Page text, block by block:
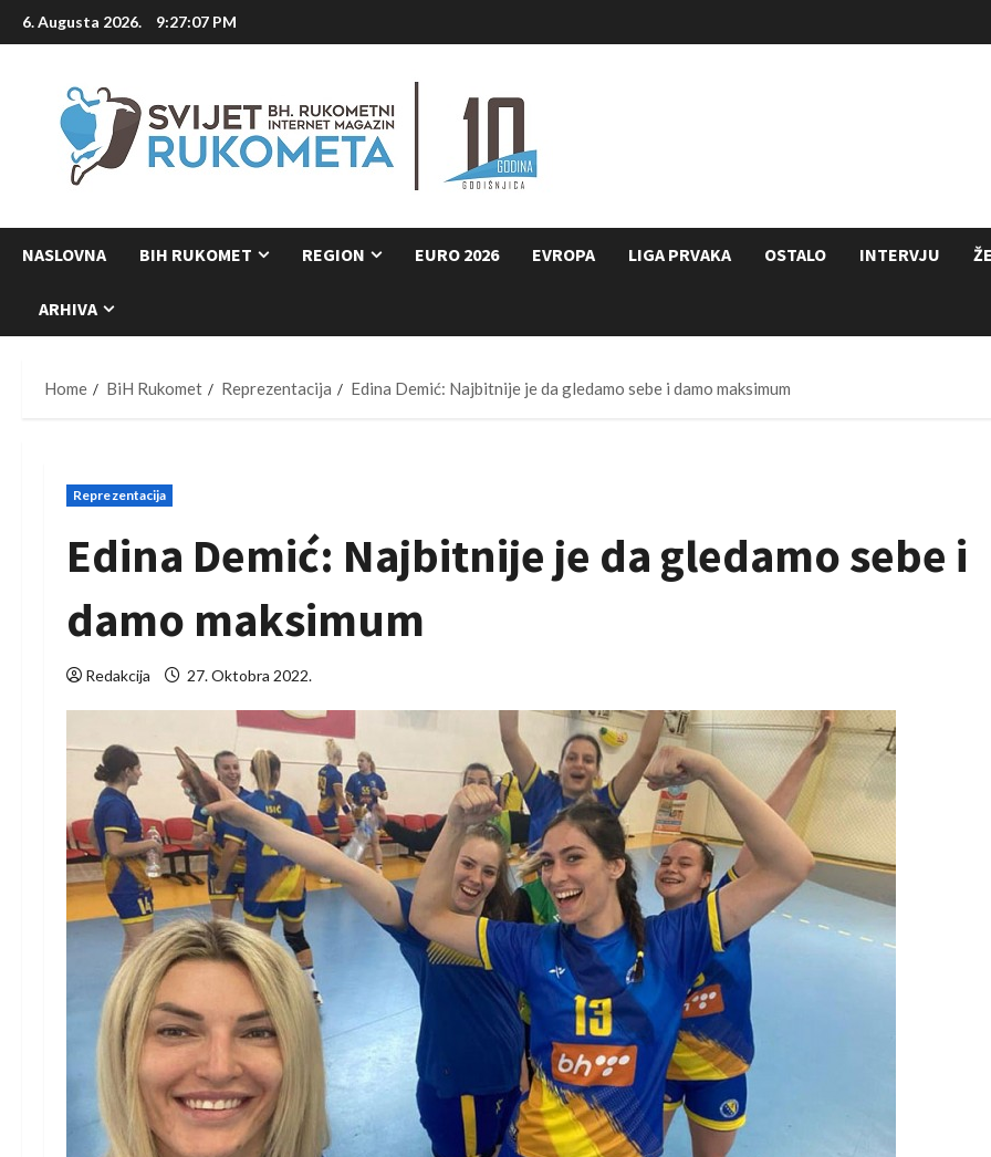
Skip
to
6. Augusta 2026. 9:27:08 PM
NASLOVNA BIH RUKOMET REGION EURO 2026 EVROPA LIGA PRVAKA OSTALO INTERVJU
ARHIVA
Home BiH Rukomet Reprezentacija Edina Demić: Najbitnije je da gledamo sebe i damo maksimum
Reprezentacija
Edina Demić: Najbitnije je da gledamo sebe i
damo maksimum
Redakcija 27. Oktobra 2022.